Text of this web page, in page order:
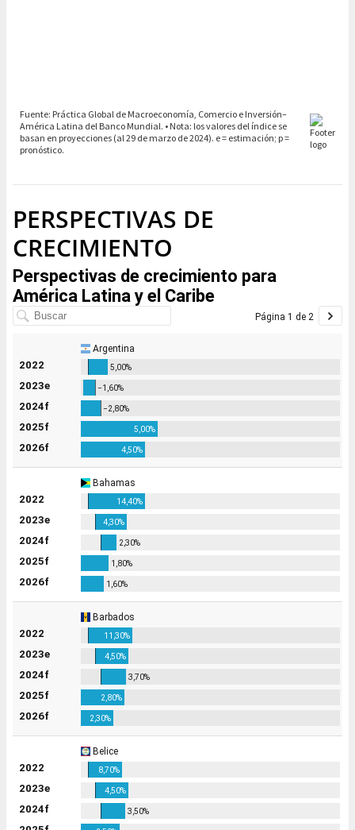
PERSPECTIVAS DE
CRECIMIENTO